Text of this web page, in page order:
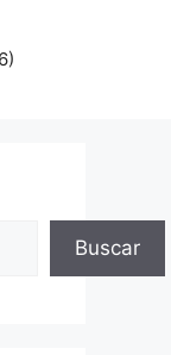
Buscar